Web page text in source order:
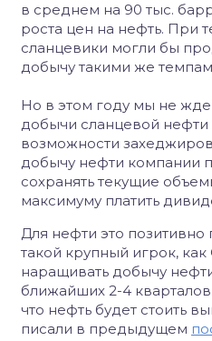
в среднем на 90 тыс.
роста цен на нефть. При
сланцевики могли бы
добычу такими же
Но в этом году мы не
добычи сланцевой
возможности
добычу нефти компании
сохранять текущие
максимуму платить
Для нефти это
такой крупный игрок,
наращивать добычу
ближайших 2-4
что нефть будет стоить
писали в предыдущем